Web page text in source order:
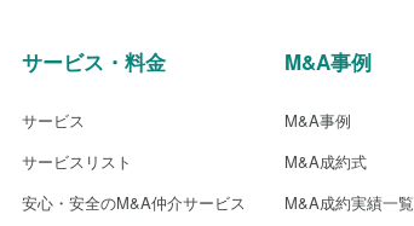
サービス・料金
サービス
サービスリスト
安心・安全のM&A仲介サービス
M&A事例
M&A事例
M&A成約式
M&A成約実績一覧